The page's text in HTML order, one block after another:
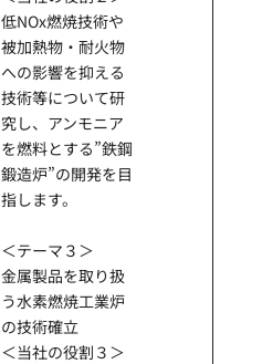
低NOx燃焼技術や
被加熱物・耐火物
への影響を抑える
技術等について研
究し、アンモニア
を燃料とする”鉄鋼
鍛造炉”の開発を目
指します。
＜テーマ３＞
⾦属製品を取り扱
う⽔素燃焼⼯業炉
の技術確⽴
＜当社の役割３＞